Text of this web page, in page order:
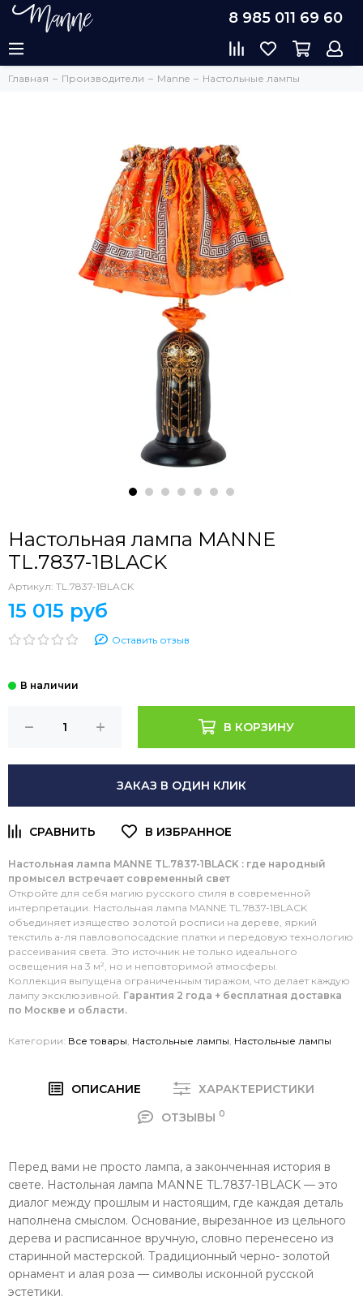
8 985 011 69 60
Главная Производители Manne Настольные лампы
Настольная лампа MANNE
TL.7837-1BLACK
Артикул: TL.7837-1BLACK
15 015 руб
Оставить отзыв
В КОРЗИНУ
ЗАКАЗ В ОДИН КЛИК
Настольная лампа MANNE TL.7837-1BLACK : где народный
промысел встречает современный свет
Откройте для себя магию русского стиля в современной
интерпретации. Настольная лампа MANNE TL.7837-1BLACK
объединяет изящество золотой росписи на дереве, яркий
текстиль а-ля павловопосадские платки и передовую технологию
рассеивания света. Это источник не только идеального
освещения на 3 м², но и неповторимой атмосферы.
Коллекция выпущена ограниченным тиражом, что делает каждую
лампу эксклюзивной. Гарантия 2 года + бесплатная доставка
по Москве и области.
Категории: Все товары Настольные лампы Настольные лампы
ОПИСАНИЕ
ХАРАКТЕРИСТИКИ
ОТЗЫВЫ 0
Перед вами не просто лампа, а законченная история в
свете. Настольная лампа MANNE TL.7837-1BLACK — это
диалог между прошлым и настоящим, где каждая деталь
наполнена смыслом. Основание, вырезанное из цельного
дерева и расписанное вручную, словно перенесено из
старинной мастерской. Традиционный черно- золотой
орнамент и алая роза — символы исконной русской
эстетики.